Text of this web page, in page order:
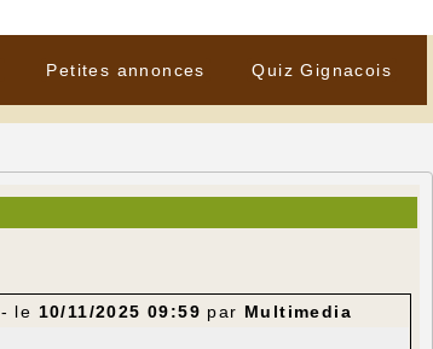
Petites annonces Quiz Gignacois
- le 10/11/2025 09:59 par Multimedia